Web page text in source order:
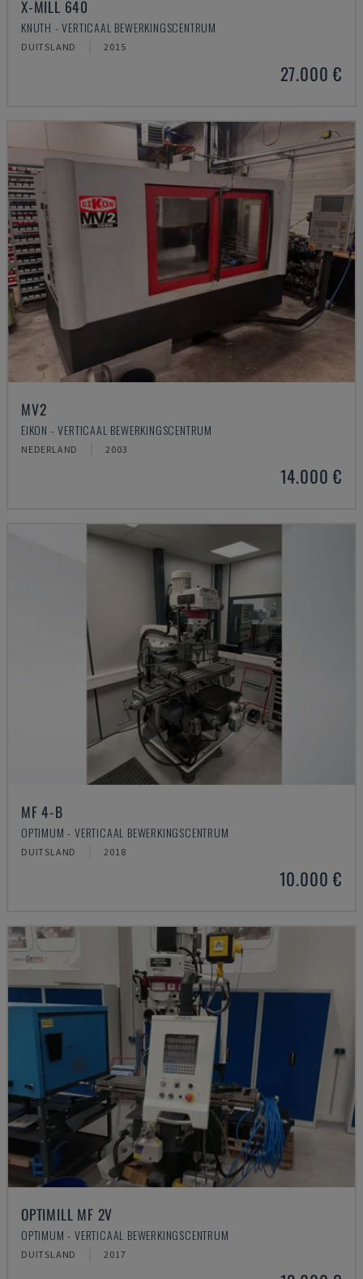
X-MILL 640
KNUTH - VERTICAAL BEWERKINGSCENTRUM
DUITSLAND 2015
27.000 €
MV2
EIKON - VERTICAAL BEWERKINGSCENTRUM
NEDERLAND 2003
14.000 €
MF 4-B
OPTIMUM - VERTICAAL BEWERKINGSCENTRUM
DUITSLAND 2018
10.000 €
OPTIMILL MF 2V
OPTIMUM - VERTICAAL BEWERKINGSCENTRUM
DUITSLAND 2017